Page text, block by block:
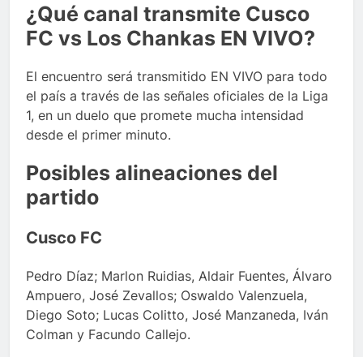
¿Qué canal transmite Cusco
FC vs Los Chankas EN VIVO?
El encuentro será transmitido EN VIVO para todo
el país a través de las señales oficiales de la Liga
1, en un duelo que promete mucha intensidad
desde el primer minuto.
Posibles alineaciones del
partido
Cusco FC
Pedro Díaz; Marlon Ruidias, Aldair Fuentes, Álvaro
Ampuero, José Zevallos; Oswaldo Valenzuela,
Diego Soto; Lucas Colitto, José Manzaneda, Iván
Colman y Facundo Callejo.